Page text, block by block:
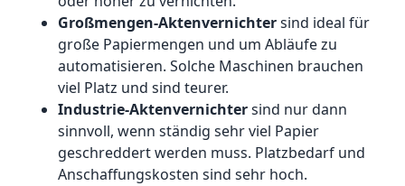
Großmengen-Aktenvernichtersind ideal für
große Papiermengen und um Abläufe zu
automatisieren. Solche Maschinen brauchen
viel Platz und sind teurer.
Industrie-Aktenvernichtersind nur dann
sinnvoll, wenn ständig sehr viel Papier
geschreddert werden muss. Platzbedarf und
Anschaffungskosten sind sehr hoch.